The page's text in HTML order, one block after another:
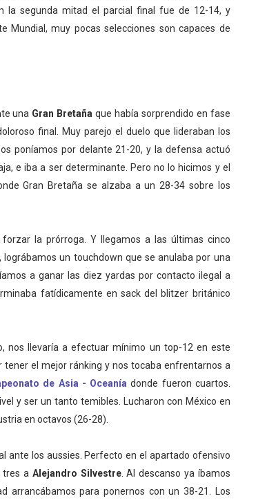
la segunda mitad el parcial final fue de 12-14, y
Mundial, muy pocas selecciones son capaces de
una Gran Bretaña que había sorprendido en fase
final. Muy parejo el duelo que lideraban los
poníamos por delante 21-20, y la defensa actuó
e iba a ser determinante. Pero no lo hicimos y el
Gran Bretaña se alzaba a un 28-34 sobre los
la prórroga. Y llegamos a las últimas cinco
un touchdown que se anulaba por una
a ganar las diez yardas por contacto ilegal a
fatídicamente en sack del blitzer británico
nos llevaría a efectuar mínimo un top-12 en este
el mejor ránking y nos tocaba enfrentarnos a
de Asia - Oceanía donde fueron cuartos.
y ser un tanto temibles. Lucharon con México en
en octavos (26-28).
ante los aussies. Perfecto en el apartado ofensivo
tres a Alejandro Silvestre. Al descanso ya íbamos
arrancábamos para ponernos con un 38-21. Los